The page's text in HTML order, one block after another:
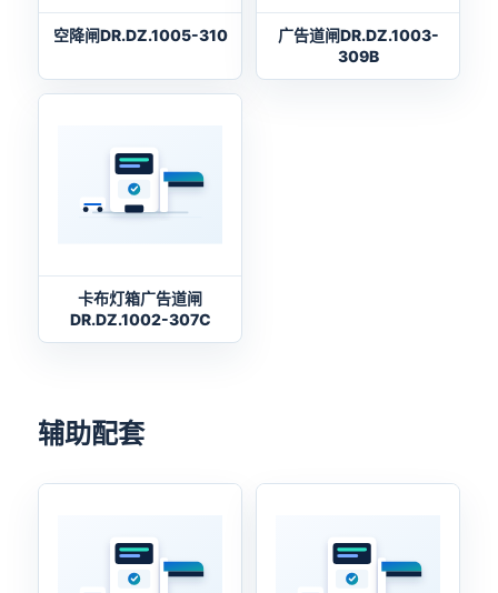
空降闸DR.DZ.1005-310
广告道闸DR.DZ.1003-
309B
卡布灯箱广告道闸
DR.DZ.1002-307C
辅助配套